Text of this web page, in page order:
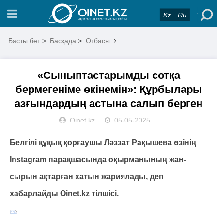
Kz Ru
Басты бет > Басқада > Отбасы
«Сыныптастарымды сотқа
бермегеніме өкінемін»: Құрбылары
азғындардың астына салып берген
Oinet.kz 05-05-2025
Белгілі құқық қорғаушы Ләззат Рақышева өзінің
Instagram парақшасында оқырманының жан-
сырын ақтарған хатын жариялады, деп
хабарлайды Oinet.kz тілшісі.